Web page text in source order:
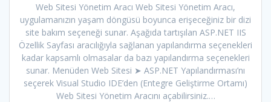
Web Sitesi Yönetim Aracı Web Sitesi Yönetim Aracı,
uygulamanızın yaşam döngüsü boyunca erişeceğiniz bir dizi
site bakım seçeneği sunar. Aşağıda tartışılan ASP.NET IIS
Özellik Sayfası aracılığıyla sağlanan yapılandırma seçenekleri
kadar kapsamlı olmasalar da bazı yapılandırma seçenekleri
sunar. Menüden Web Sitesi ➤ ASP.NET Yapılandırması’nı
seçerek Visual Studio IDE’den (Entegre Geliştirme Ortamı)
Web Sitesi Yönetim Aracını açabilirsiniz.…